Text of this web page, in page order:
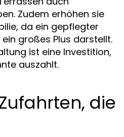
Zudem erhöhen sie
da ein gepflegter
großes Plus darstellt.
ist eine Investition,
auszahlt.
die